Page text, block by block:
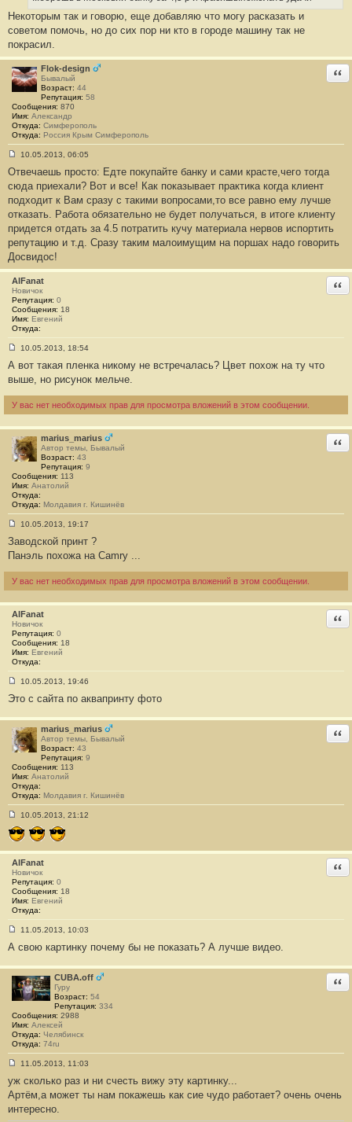
н
и
#
8
Некоторым так и говорю, еще добавляю что могу расказать и
советом помочь, но до сих пор ни кто в городе машину так не
покрасил.
Flok-design
Бывалый
Возраст: 44
Репутация: 58
Сообщения: 870
Имя: Александр
Откуда: Симферополь
Откуда: Россия Крым Симферополь
о
б
щ
н
и
#
9
10.05.2013, 06:05
Отвечаешь просто: Едте покупайте банку и сами красте,чего тогда
сюда приехали? Вот и все! Как показывает практика когда клиент
подходит к Вам сразу с такими вопросами,то все равно ему лучше
отказать. Работа обязательно не будет получаться, в итоге клиенту
придется отдать за 4.5 потратить кучу материала нервов испортить
репутацию и т.д. Сразу таким малоимущим на поршах надо говорить
Досвидос!
AlFanat
Новичок
Репутация: 0
Сообщения: 18
Имя: Евгений
Откуда:
о
б
е
е
#
1
0
10.05.2013, 18:54
А вот такая пленка никому не встречалась? Цвет похож на ту что
выше, но рисунок мельче.
У вас нет необходимых прав для просмотра вложений в этом сообщении.
marius_marius
Автор темы, Бывалый
Возраст: 43
Репутация: 9
Сообщения: 113
Имя: Анатолий
Откуда:
Откуда: Молдавия г. Кишинёв
о
б
е
е
#
1
1
10.05.2013, 19:17
Заводской принт ?
Панэль похожа на Camry ...
У вас нет необходимых прав для просмотра вложений в этом сообщении.
AlFanat
Новичок
Репутация: 0
Сообщения: 18
Имя: Евгений
Откуда:
о
б
щ
е
н
и
е
#
1
2
10.05.2013, 19:46
Это с сайта по аквапринту фото
marius_marius
Автор темы, Бывалый
Возраст: 43
Репутация: 9
Сообщения: 113
Имя: Анатолий
Откуда:
Откуда: Молдавия г. Кишинёв
о
о
б
щ
е
н
и
е
#
10.05.2013, 21:12
AlFanat
Новичок
Репутация: 0
Сообщения: 18
Имя: Евгений
Откуда:
о
б
щ
е
н
и
е
#
1
4
11.05.2013, 10:03
А свою картинку почему бы не показать? А лучше видео.
CUBA.off
Гуру
Возраст: 54
Репутация: 334
Сообщения: 2988
Имя: Алексей
Откуда: Челябинск
Откуда: 74ru
о
б
щ
11.05.2013, 11:03
уж сколько раз и ни счесть вижу эту картинку...
Артём,а может ты нам покажешь как сие чудо работает? очень очень
интересно.